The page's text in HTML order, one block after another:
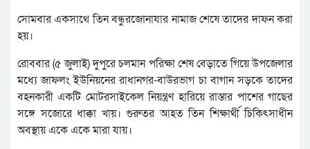
সোমবার একসাথে তিন বন্ধুরজোনাযার নামাজ শেষে তাদের দাফন করা
হয়।
রোববার (৫ জুলাই) দুপুরে চলমান পরিক্ষা শেষ বেড়াতে গিয়ে উপজেলার
মধ্যে জাফলং ইউনিয়নের রাধানগর-বাউরভাগ চা বাগান সড়কে তাদের
বহনকারী একটি মোটরসাইকেল নিয়ন্ত্রণ হারিয়ে রাস্তার পাশের গাছের
সঙ্গে সজোরে ধাক্কা খায়। গুরুতর আহত তিন শিক্ষার্থী চিকিৎসাধীন
অবস্থায় একে একে মারা যায়।